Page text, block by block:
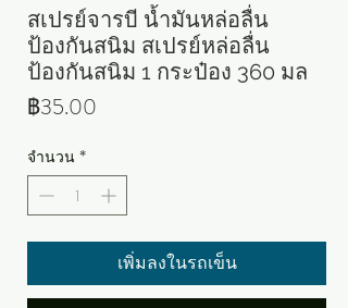
สเปรย์จารบี น้ำมันหล่อลื่น
ป้องกันสนิม สเปรย์หล่อลื่น
ป้องกันสนิม 1 กระป๋อง 360 มล
฿35.00
จำนวน *
เพิ่มลงในรถเข็น